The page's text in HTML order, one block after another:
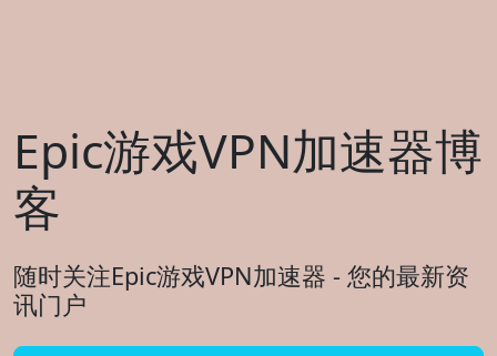
Epic游戏VPN加速器博
客
随时关注Epic游戏VPN加速器 - 您的最新资
讯门户